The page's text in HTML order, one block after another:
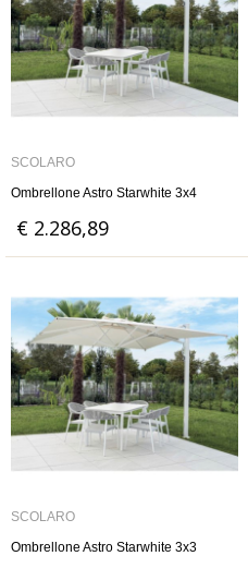
SCOLARO
Ombrellone Astro Starwhite 3x4
€ 2.286,89
SCOLARO
Ombrellone Astro Starwhite 3x3